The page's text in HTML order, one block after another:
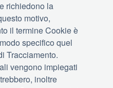
richiedono la
motivo,
il termine Cookie è
specifico quel
Tracciamento.
vengono impiegati
inoltre